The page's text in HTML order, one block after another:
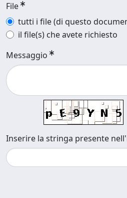
File
tutti i file (di questo
il file(s) che avete richiesto
Messaggio
Inserire la stringa presente